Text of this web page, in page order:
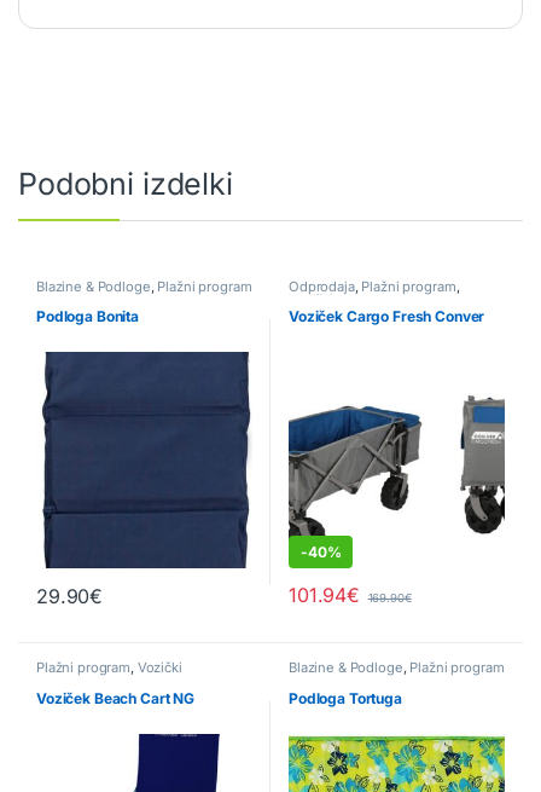
Podobni izdelki
Blazine & Podloge, Plažni program
Podloga Bonita
29.90€
Odprodaja, Plažni program,
Vozički
Voziček Cargo Fresh Conver
-40%
101.94€ 169.90€
Plažni program, Vozički
Voziček Beach Cart NG
Blazine & Podloge, Plažni program
Podloga Tortuga